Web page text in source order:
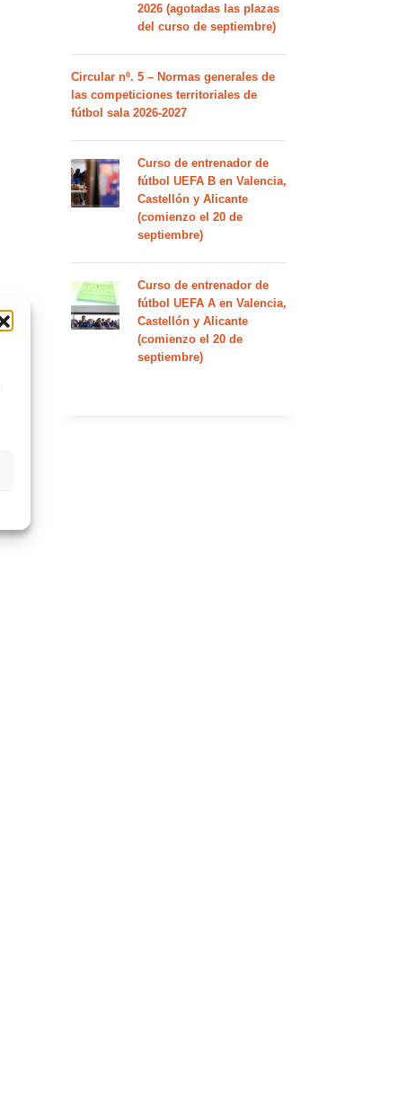
2026 (agotadas las plazas
del curso de septiembre)
Circular nº. 5 – Normas generales de
las competiciones territoriales de
fútbol sala 2026-2027
Curso de entrenador de
fútbol UEFA B en Valencia,
Castellón y Alicante
(comienzo el 20 de
septiembre)
Curso de entrenador de
fútbol UEFA A en Valencia,
Castellón y Alicante
(comienzo el 20 de
septiembre)